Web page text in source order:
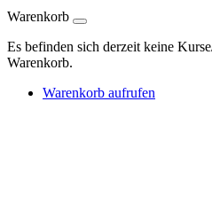
Warenkorb
Es befinden sich derzeit keine
Warenkorb.
Warenkorb aufrufen